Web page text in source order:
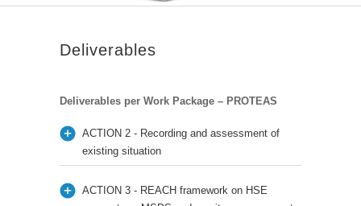
Deliverables
Deliverables per Work Package – PROTEAS
ACTION 2 - Recording and assessment of
existing situation
ACTION 3 - REACH framework on HSE